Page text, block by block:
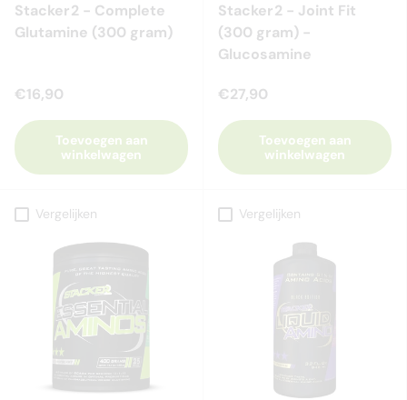
Stacker2 - Complete
Glutamine (300 gram)
€16,90
Toevoegen aan
winkelwagen
Stacker2 - Joint Fit
(300 gram) -
Glucosamine
€27,90
Toevoegen aan
winkelwagen
Vergelijken Vergelijken